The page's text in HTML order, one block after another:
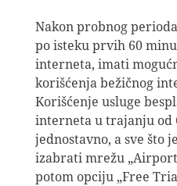
Nakon probnog
po isteku prvih 60
interneta, imati
korišćenja bežičnog
Korišćenje usluge
interneta u trajanju od
jednostavno, a sve što
izabrati mrežu
potom opciju „Free